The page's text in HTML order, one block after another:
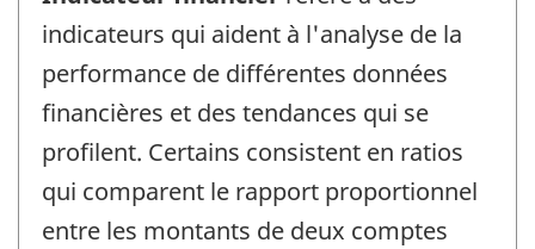
indicateurs qui aident à l'analyse de la
performance de différentes données
financières et des tendances qui se
profilent. Certains consistent en ratios
qui comparent le rapport proportionnel
entre les montants de deux comptes